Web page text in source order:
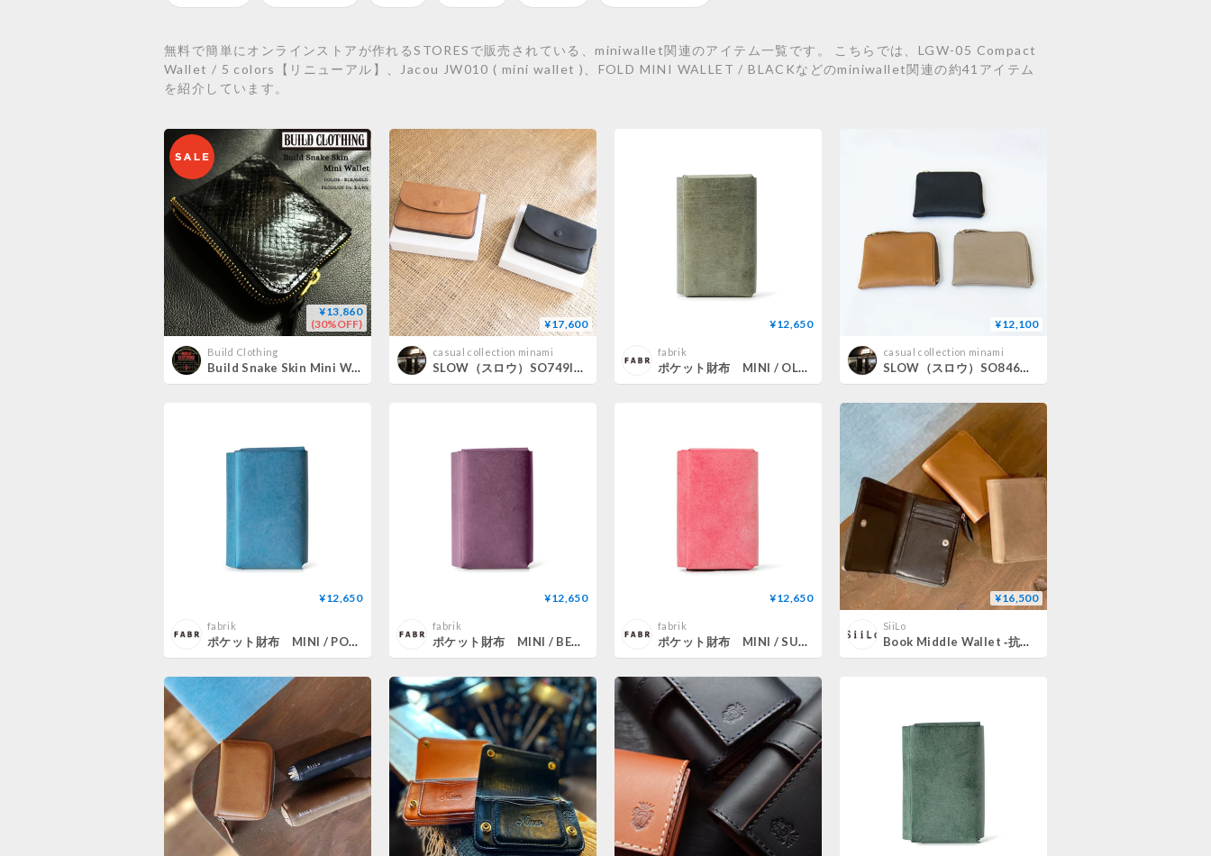
無料で簡単にオンラインストアが作れるSTORESで販売されている、miniwallet関連のアイテム一覧です。 こちらでは、LGW-05 Compact
Wallet / 5 colors【リニューアル】、Jacou JW010 ( mini wallet )、FOLD MINI WALLET / BLACKなどのminiwallet関連の約41アイテム
を紹介しています。
¥13,860
(30%OFF)
Build Clothing
Build Snake Skin Mini Wallet BLK/GOLD
¥17,600
casual collection minami
SLOW（スロウ）SO749I ingrasat mini wallet
¥12,650
fabrik
ポケット財布 MINI / OLIVE [限定色]
¥12,100
casual collection minami
SLOW（スロウ）SO846K DEER LZIP MINI WALLET
¥12,650
fabrik
ポケット財布 MINI / POOL [限定色]
¥12,650
fabrik
ポケット財布 MINI / BERRY [限定色]
¥12,650
fabrik
ポケット財布 MINI / SUMOMO [限定色]
¥16,500
SiiLo
Book Middle Wallet ‐抗菌・抗ウイルス加工‐【51003】